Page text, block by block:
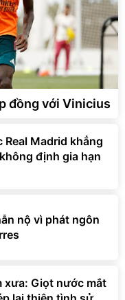
đồng với Vinicius
Real Madrid khẳng
định gia hạn
nộ vì phát ngôn
xưa: Giọt nước mắt